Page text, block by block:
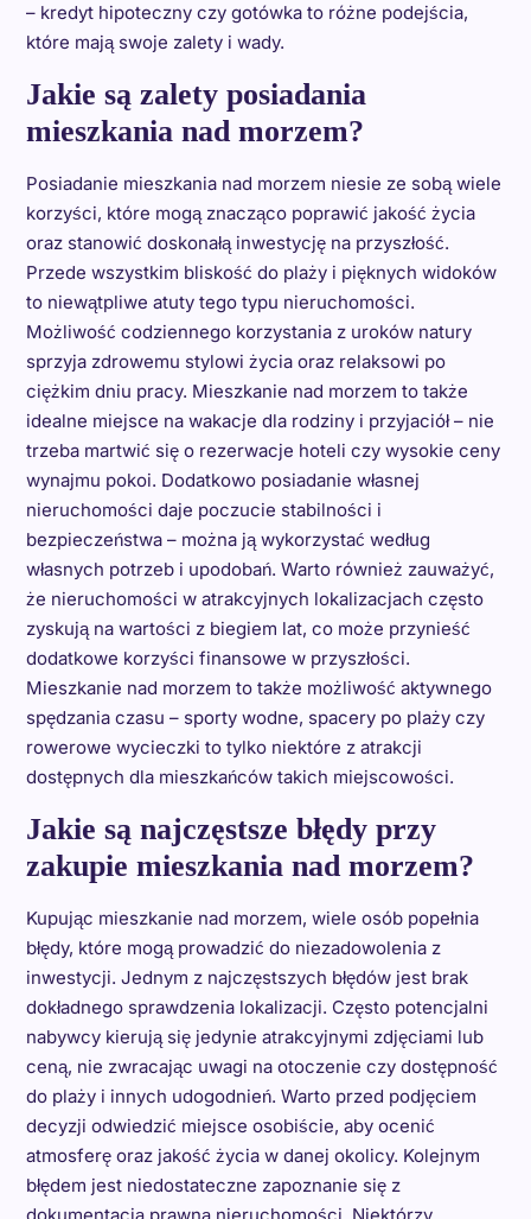
– kredyt hipoteczny czy gotówka to różne podejścia,
które mają swoje zalety i wady.
Jakie są zalety posiadania
mieszkania nad morzem?
Posiadanie mieszkania nad morzem niesie ze sobą wiele
korzyści, które mogą znacząco poprawić jakość życia
oraz stanowić doskonałą inwestycję na przyszłość.
Przede wszystkim bliskość do plaży i pięknych widoków
to niewątpliwe atuty tego typu nieruchomości.
Możliwość codziennego korzystania z uroków natury
sprzyja zdrowemu stylowi życia oraz relaksowi po
ciężkim dniu pracy. Mieszkanie nad morzem to także
idealne miejsce na wakacje dla rodziny i przyjaciół – nie
trzeba martwić się o rezerwacje hoteli czy wysokie ceny
wynajmu pokoi. Dodatkowo posiadanie własnej
nieruchomości daje poczucie stabilności i
bezpieczeństwa – można ją wykorzystać według
własnych potrzeb i upodobań. Warto również zauważyć,
że nieruchomości w atrakcyjnych lokalizacjach często
zyskują na wartości z biegiem lat, co może przynieść
dodatkowe korzyści finansowe w przyszłości.
Mieszkanie nad morzem to także możliwość aktywnego
spędzania czasu – sporty wodne, spacery po plaży czy
rowerowe wycieczki to tylko niektóre z atrakcji
dostępnych dla mieszkańców takich miejscowości.
Jakie są najczęstsze błędy przy
zakupie mieszkania nad morzem?
Kupując mieszkanie nad morzem, wiele osób popełnia
błędy, które mogą prowadzić do niezadowolenia z
inwestycji. Jednym z najczęstszych błędów jest brak
dokładnego sprawdzenia lokalizacji. Często potencjalni
nabywcy kierują się jedynie atrakcyjnymi zdjęciami lub
ceną, nie zwracając uwagi na otoczenie czy dostępność
do plaży i innych udogodnień. Warto przed podjęciem
decyzji odwiedzić miejsce osobiście, aby ocenić
atmosferę oraz jakość życia w danej okolicy. Kolejnym
błędem jest niedostateczne zapoznanie się z